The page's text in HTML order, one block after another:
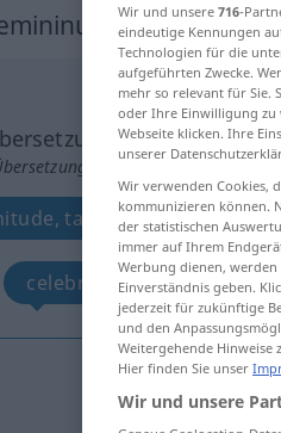
anklicken/antippen)
tamanho, dimensão,
celebridade
Wir und unsere 716-
eindeutige Kennungen
Technologien für die
aufgeführten Zwecke.
mehr so relevant für Sie.
oder Ihre Einwilligung zu
Webseite klicken. Ihre
unserer
Wir verwenden Cookies,
kommunizieren können.
der statistischen
immer auf Ihrem
Werbung dienen,
Einverständnis geben.
jederzeit für zukünftige
und den
Weitergehende Hinweise
Hier finden Sie unser
Wir und unsere